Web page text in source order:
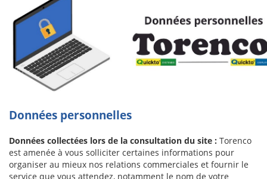
Données personnelles
Données collectées lors de la consultation du site : Torenco
est amenée à vous solliciter certaines informations pour
organiser au mieux nos relations commerciales et fournir le
service que vous attendez, notamment le nom de votre